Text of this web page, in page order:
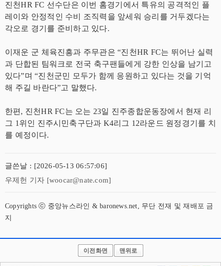
진천HR FC 선수단은 이번 홈경기에서 특유의 공격적인 플
레이와 안정적인 수비 조직력을 앞세워 승리를 거두겠다는
각오로 경기를 준비하고 있다.
이재운 군 체육진흥과 주무관은 “진천HR FC는 뛰어난 실력
과 단합된 팀워크로 전국 축구팬들에게 강한 인상을 남기고
있다”며 “진천군민 모두가 함께 응원하고 있다는 것을 기억
해 주길 바란다”고 말했다.
한편, 진천HR FC는 오는 23일 진주종합운동장에서 현재 리
그 1위인 진주시민축구단과 K4리그 12라운드 원정경기를 치
를 예정이다.
글쓴날 : [2026-05-13 06:57:06]
우제헌 기자 [woocar@nate.com]
Copyrights ⓒ 중앙뉴스라인 & baronews.net, 무단 전재 및 재배포 금
지
이전화면 맨위로